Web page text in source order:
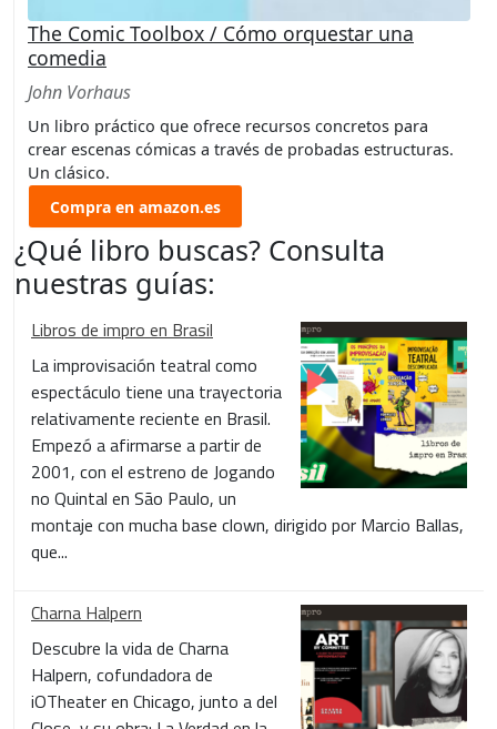
The Comic Toolbox / Cómo orquestar una
comedia
John Vorhaus
Un libro práctico que ofrece recursos concretos para
crear escenas cómicas a través de probadas estructuras.
Un clásico.
Compra en amazon.es
¿Qué libro buscas? Consulta
nuestras guías:
Libros de impro en Brasil
La improvisación teatral como
espectáculo tiene una trayectoria
relativamente reciente en Brasil.
Empezó a afirmarse a partir de
2001, con el estreno de Jogando
no Quintal en São Paulo, un
montaje con mucha base clown, dirigido por Marcio Ballas,
que...
Charna Halpern
Descubre la vida de Charna
Halpern, cofundadora de
iOTheater en Chicago, junto a del